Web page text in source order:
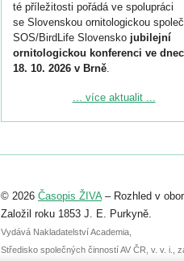
té příležitosti pořádá ve spolupráci
se Slovenskou ornitologickou
SOS/BirdLife Slovensko jubilejní
ornitologickou konferenci ve
18. 10. 2026 v Brně.
Podrobnější informace ke konferenci
Registrovat se můžete do 6. září.
abstraktu přihlášené přednášky nebo
posteru je už 30. června.
... více aktualit ...
© 2026 Časopis ŽIVA– Rozhled v
Založil roku 1853 J. E. Purkyně.
Vydává Nakladatelství Academia,
Středisko společných činností AV ČR, v. v. i.,